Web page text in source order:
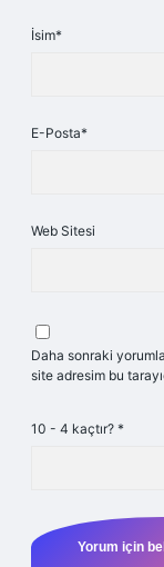
İsim*
E-Posta*
Web Sitesi
Daha sonraki
site adresim bu
10 - 4 kaçtır? *